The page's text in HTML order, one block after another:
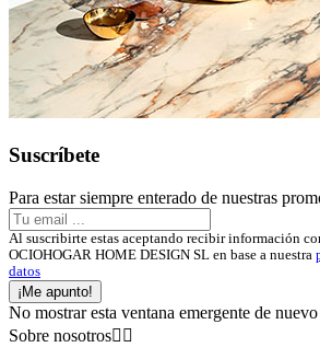
Suscríbete
Para estar siempre enterado de nuestras
Al suscribirte estas aceptando recibir información
OCIOHOGAR HOME DESIGN SL en base a nuestra
datos
¡Me apunto!
No mostrar esta ventana emergente de nuevo
Sobre nosotros 